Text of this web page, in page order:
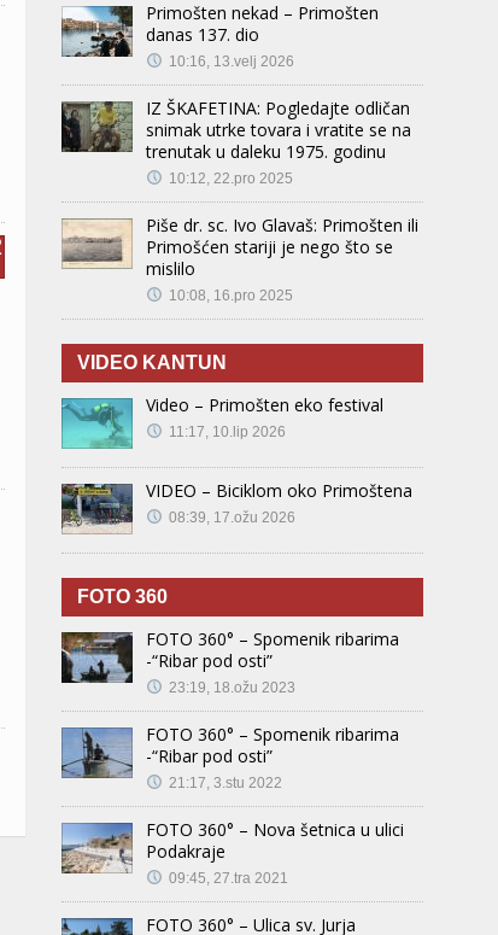
Primošten nekad – Primošten
danas 137. dio
10:16, 13.velj 2026
IZ ŠKAFETINA: Pogledajte odličan
snimak utrke tovara i vratite se na
trenutak u daleku 1975. godinu
10:12, 22.pro 2025
Piše dr. sc. Ivo Glavaš: Primošten ili
Primošćen stariji je nego što se
mislilo
10:08, 16.pro 2025
VIDEO KANTUN
Video – Primošten eko festival
11:17, 10.lip 2026
VIDEO – Biciklom oko Primoštena
08:39, 17.ožu 2026
FOTO 360
FOTO 360° – Spomenik ribarima
-“Ribar pod osti”
23:19, 18.ožu 2023
FOTO 360° – Spomenik ribarima
-“Ribar pod osti”
21:17, 3.stu 2022
FOTO 360° – Nova šetnica u ulici
Podakraje
09:45, 27.tra 2021
FOTO 360° – Ulica sv. Jurja